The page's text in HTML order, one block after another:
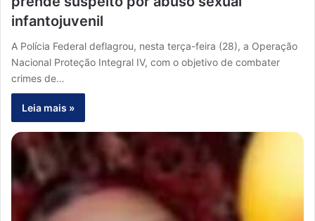
infantojuvenil
A Polícia Federal deflagrou, nesta terça-feira (28), a Operação
Nacional Proteção Integral IV, com o objetivo de combater
crimes de…
Leia mais »